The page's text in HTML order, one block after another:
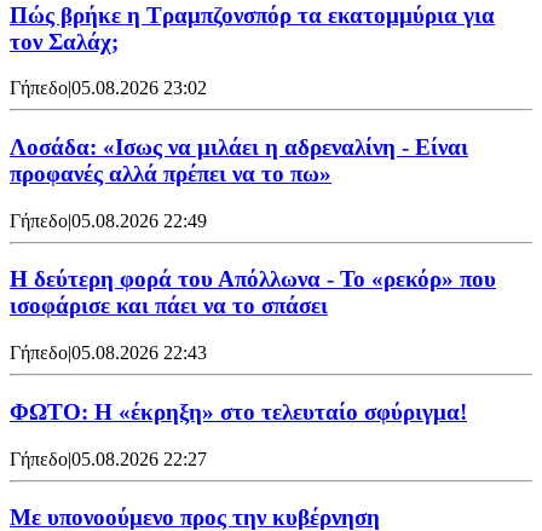
Πώς βρήκε η Τραμπζονσπόρ τα εκατομμύρια για
τον Σαλάχ;
Γήπεδο|05.08.2026 23:02
Λοσάδα: «Ισως να μιλάει η αδρεναλίνη - Είναι
προφανές αλλά πρέπει να το πω»
Γήπεδο|05.08.2026 22:49
Η δεύτερη φορά του Απόλλωνα - Το «ρεκόρ» που
ισοφάρισε και πάει να το σπάσει
Γήπεδο|05.08.2026 22:43
ΦΩΤΟ: Η «έκρηξη» στο τελευταίο σφύριγμα!
Γήπεδο|05.08.2026 22:27
Με υπονοούμενο προς την κυβέρνηση